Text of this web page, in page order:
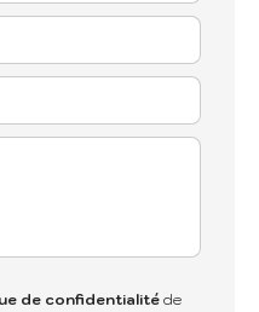
de confidentialitéde